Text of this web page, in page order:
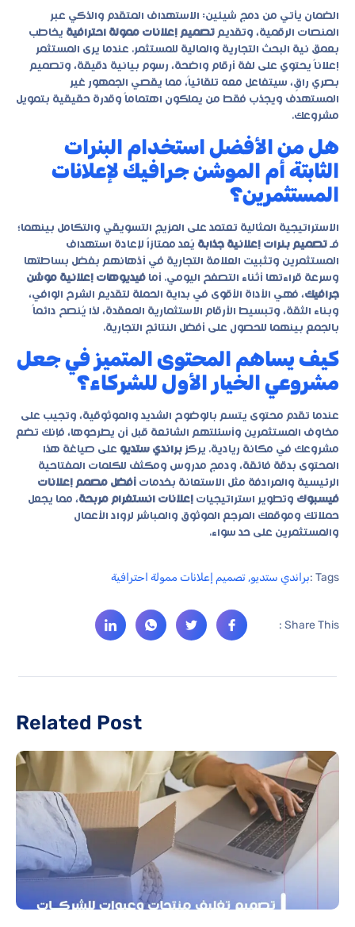
الضمان يأتي من دمج شيئين: الاستهداف المتقدم والذكي عبر
المنصات الرقمية، وتقديم تصميم إعلانات ممولة احترافية يخاطب
بعمق نية البحث التجارية والمالية للمستثمر. عندما يرى المستثمر
إعلاناً يحتوي على لغة أرقام واضحة، رسوم بيانية دقيقة، وتصميم
بصري راقٍ، سيتفاعل معه تلقائياً، مما يقصي الجمهور غير
المستهدف ويجذب فقط من يملكون اهتماماً وقدرة حقيقية بتمويل
مشروعك.
هل من الأفضل استخدام البنرات
الثابتة أم الموشن جرافيك لإعلانات
المستثمرين؟
الاستراتيجية المثالية تعتمد على المزيج التسويقي والتكامل بينهما؛
فـ تصميم بنرات إعلانية جذابة يُعد ممتازاً لإعادة استهداف
المستثمرين وتثبيت العلامة التجارية في أذهانهم بفضل بساطتها
وسرعة قراءتها أثناء التصفح اليومي. أما فيديوهات إعلانية موشن
جرافيك، فهي الأداة الأقوى في بداية الحملة لتقديم الشرح الوافي،
وبناء الثقة، وتبسيط الأرقام الاستثمارية المعقدة، لذا يُنصح دائماً
بالجمع بينهما للحصول على أفضل النتائج التجارية.
كيف يساهم المحتوى المتميز في جعل
مشروعي الخيار الأول للشركاء؟
عندما تقدم محتوى يتسم بالوضوح الشديد والموثوقية، وتجيب على
مخاوف المستثمرين وأسئلتهم الشائعة قبل أن يطرحوها، فإنك تضع
مشروعك في مكانة ريادية. يركز براندي ستديو على صياغة هذا
المحتوى بدقة فائقة، ودمج مدروس ومكثف للكلمات المفتاحية
الرئيسية والمرادفة مثل الاستعانة بخدمات أفضل مصمم إعلانات
فيسبوك وتطوير استراتيجيات إعلانات انستغرام مربحة، مما يجعل
حملاتك وموقعك المرجع الموثوق والمباشر لرواد الأعمال
والمستثمرين على حد سواء.
Tags : براندي ستديو, تصميم إعلانات ممولة احترافية
Share This :
Related Post